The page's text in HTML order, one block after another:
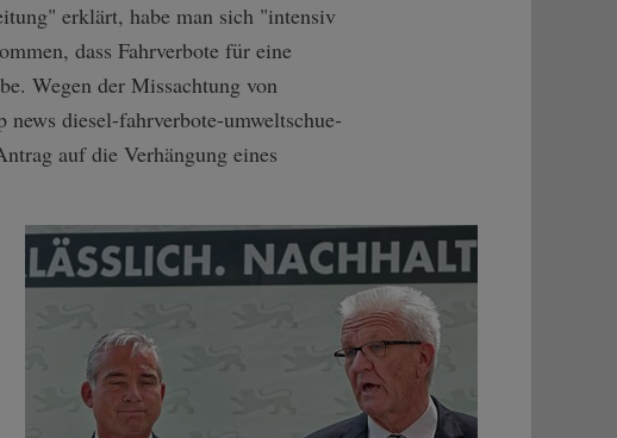
erklärt, habe man sich "intensiv
dass Fahrverbote für eine
Wegen der Missachtung von
diesel-fahrverb­ote-umweltschue­
auf die Verhängung eines